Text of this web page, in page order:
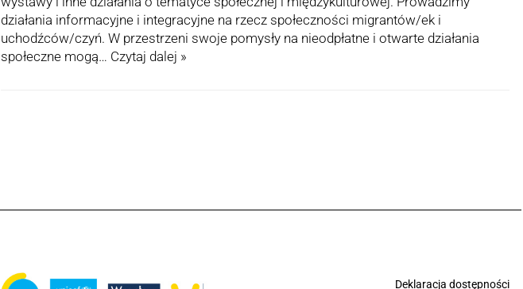
działania informacyjne i integracyjne na rzecz społeczności migrantów/ek i
uchodźców/czyń. W przestrzeni swoje pomysły na nieodpłatne i otwarte działania
społeczne mogą… Czytaj dalej »
Deklaracja dostępności